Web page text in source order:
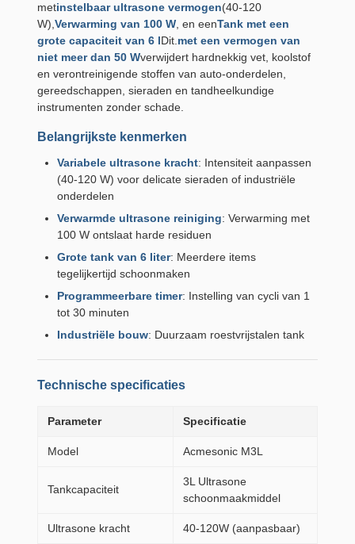
metinstelbaar ultrasone vermogen(40-120
W), Verwarming van 100 W , en eenTank met een
grote capaciteit van 6 lDit. met een vermogen van
niet meer dan 50 Wverwijdert hardnekkig vet, koolstof
en verontreinigende stoffen van auto-onderdelen,
gereedschappen, sieraden en tandheelkundige
instrumenten zonder schade.
Belangrijkste kenmerken
Variabele ultrasone kracht: Intensiteit aanpassen
(40-120 W) voor delicate sieraden of industriële
onderdelen
Verwarmde ultrasone reiniging: Verwarming met
100 W ontslaat harde residuen
Grote tank van 6 liter: Meerdere items
tegelijkertijd schoonmaken
Programmeerbare timer: Instelling van cycli van 1
tot 30 minuten
Industriële bouw: Duurzaam roestvrijstalen tank
Technische specificaties
Parameter Specificatie
Model Acmesonic M3L
Tankcapaciteit
3L Ultrasone
schoonmaakmiddel
Ultrasone kracht 40-120W (aanpasbaar)